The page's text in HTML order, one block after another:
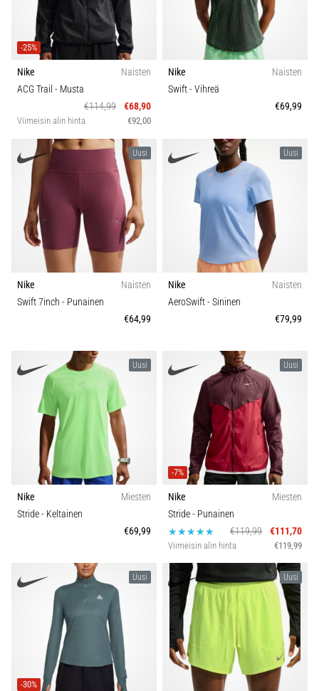
-25%
Nike
Naisten
ACG Trail - Musta
€114,99
€68,90
Viimeisin alin hinta €92,00
Nike
Naisten
Swift- Vihreä
€69,99
Uusi
Nike
Naisten
Swift 7inch - Punainen
€64,99
Uusi
Nike
Naisten
AeroSwift- Sininen
€79,99
Uusi
Nike
Miesten
Stride- Keltainen
€69,99
Uusi
-7%
Nike
Miesten
Stride- Punainen
€119,99
€111,70
Viimeisin alin hinta €119,99
Uusi
-30%
Uusi